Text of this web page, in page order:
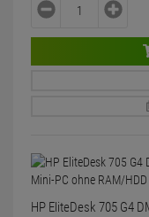
HP EliteDesk 705 G4